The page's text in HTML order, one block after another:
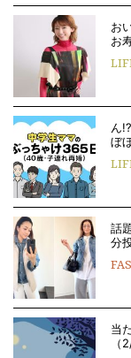
お
お
ん
ぼ
話
分
当